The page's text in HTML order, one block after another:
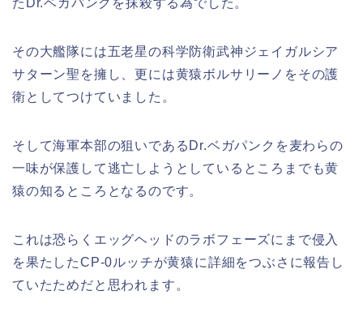
その大艦隊には五老星の科学防衛武神ジェイガルシア
サターン聖を擁し、更には黄猿ボルサリーノをその護
衛としてつけていました。
そして海軍本部の狙いであるDr.ベガパンクを麦わらの
一味が保護して逃亡しようとしているところまでも黄
猿の知るところとなるのです。
これは恐らくエッグヘッドのラボフェーズにまで侵入
を果たしたCP-0ルッチが黄猿に詳細をつぶさに報告し
ていたためだと思われます。